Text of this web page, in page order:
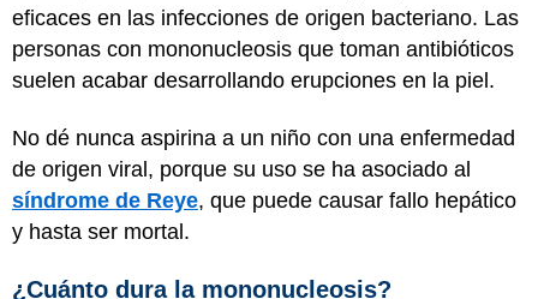
eficaces en las infecciones de origen bacteriano. Las
personas con mononucleosis que toman antibióticos
suelen acabar desarrollando erupciones en la piel.
No dé nunca aspirina a un niño con una enfermedad
de origen viral, porque su uso se ha asociado al
síndrome de Reye, que puede causar fallo hepático
y hasta ser mortal.
¿Cuánto dura la mononucleosis?